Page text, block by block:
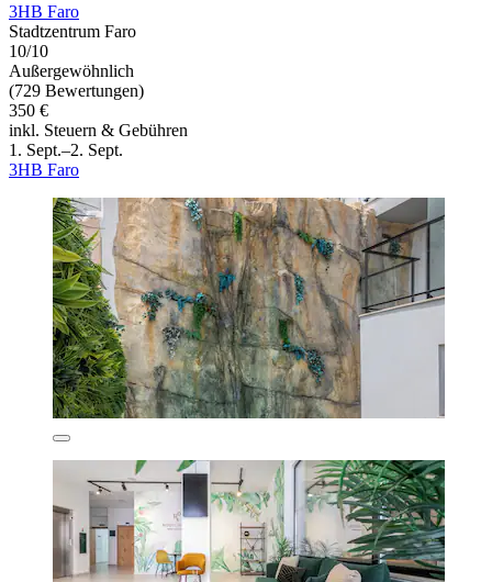
3HB Faro
Stadtzentrum Faro
10/10
Außergewöhnlich
(729 Bewertungen)
350 €
inkl. Steuern & Gebühren
1. Sept.–2. Sept.
3HB Faro